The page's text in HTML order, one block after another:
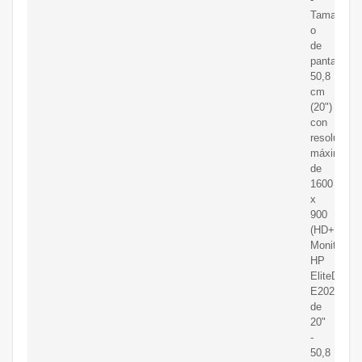
Tama?
o
de
pantalla
50,8
cm
(20")
con
resolución
máxima
de
1600
x
900
(HD+).
Monitor
HP
E202
de
20"
-
50,8